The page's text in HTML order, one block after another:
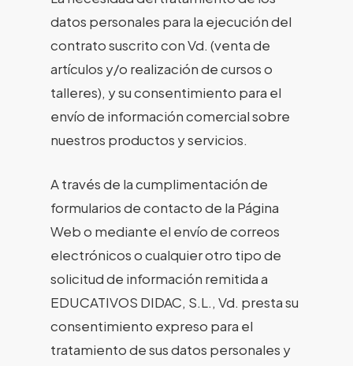
datos personales para la ejecución del
contrato suscrito con Vd. (venta de
artículos y/o realización de cursos o
talleres), y su consentimiento para el
envío de información comercial sobre
nuestros productos y servicios.
A través de la cumplimentación de
formularios de contacto de la Página
Web o mediante el envío de correos
electrónicos o cualquier otro tipo de
solicitud de información remitida a
EDUCATIVOS DIDAC, S.L., Vd. presta su
consentimiento expreso para el
tratamiento de sus datos personales y